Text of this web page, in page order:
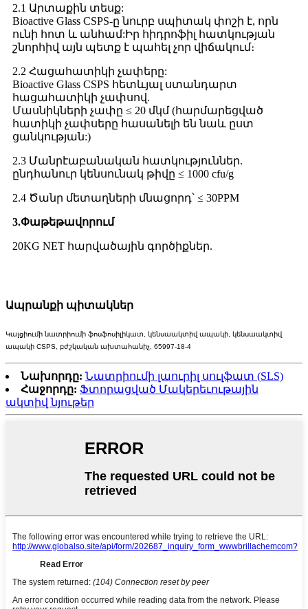
2.1 Արտաքին տեսք:
Bioactive Glass CSPS-ը նուրբ սպիտակ փոշի է, որն
ունի հոտ և անհամ:Իր հիդրոֆիլ հատկության
շնորհիվ այն պետք է պահել չոր վիճակում։
2.2 Հացահատիկի չափերը:
Bioactive Glass CSPS հետևյալ ստանդարտ
հացահատիկի չափսով.
Մասնիկների չափը ≤ 20 մկմ (հարմարեցված
հատիկի չափսերը հասանելի են նաև ըստ
ցանկության:)
2.3 Մանրէաբանական հատկություններ.
ընդհանուր կենսունակ թիվը ≤ 1000 cfu/g
2.4 Ծանր մետաղների մնացորդ՝ ≤ 30PPM
3.Փաթեթավորում
20KG NET հարվածային գործիքներ.
Ապրանքի պիտակներ
Կալցիումի նատրիումի ֆոսֆոսիլիկատ, կենսաակտիվ ապակի, կենսաակտիվ
ապակի CSPS, բժշկական ախտահանիչ, 65997-18-4
Նախորդը: Նատրիումի լաուրիլ սուլֆատ (SLS)
Հաջորդը: Ֆտորացված Մակերեւութային
ակտիվ նյութեր